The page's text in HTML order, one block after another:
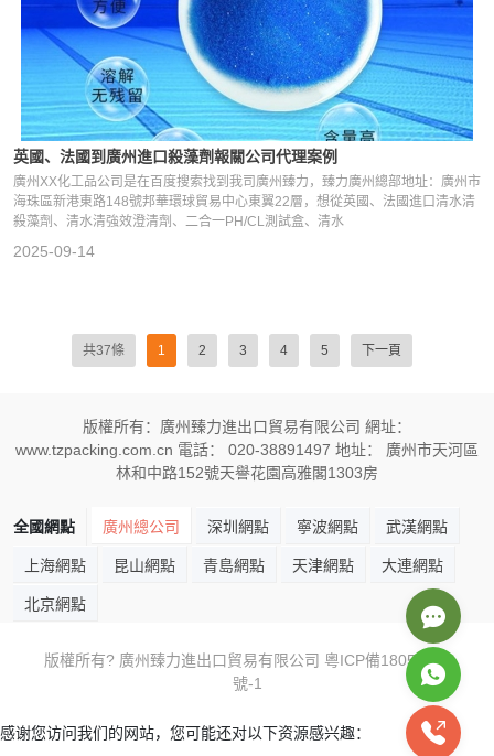
英國、法國到廣州進口殺藻劑報關公司代理案例
廣州XX化工品公司是在百度搜索找到我司廣州臻力，臻力廣州總部地址：廣州市
海珠區新港東路148號邦華環球貿易中心東翼22層，想從英國、法國進口清水清
殺藻劑、清水清強效澄清劑、二合一PH/CL測試盒、清水
2025-09-14
共37條 1 2 3 4 5 下一頁
版權所有：廣州臻力進出口貿易有限公司 網址：
www.tzpacking.com.cn 電話： 020-38891497 地址： 廣州市天河區
林和中路152號天譽花園高雅閣1303房
全國網點 廣州總公司 深圳網點 寧波網點 武漢網點
上海網點 昆山網點 青島網點 天津網點 大連網點
北京網點
版權所有? 廣州臻力進出口貿易有限公司 粵ICP備18059605
號-1
感谢您访问我们的网站，您可能还对以下资源感兴趣：